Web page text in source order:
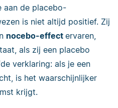
aan de placebo-
is niet altijd positief. Zij
nocebo-effect ervaren,
als zij een placebo
verklaring: als je een
is het waarschijnlijker
krijgt.